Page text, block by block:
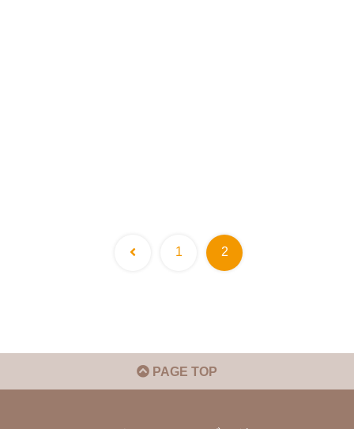
前 1 2
PAGE TOP